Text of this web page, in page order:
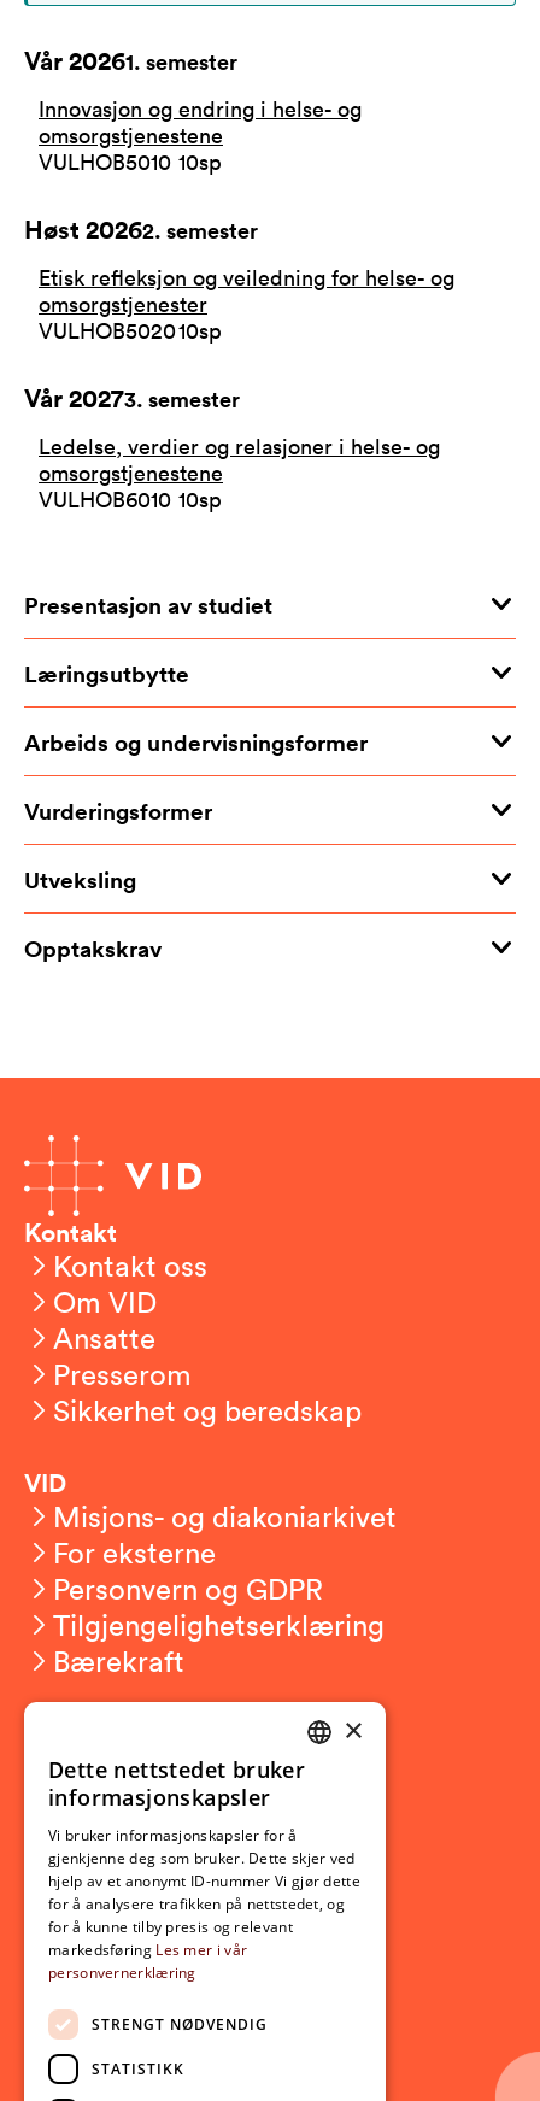
Vår 20261. semester
Innovasjon og endring i helse- og
omsorgstjenestene
VULHOB5010 10sp
Høst 20262. semester
Etisk refleksjon og veiledning for helse- og
omsorgstjenester
VULHOB502010sp
Vår 20273. semester
Ledelse, verdier og relasjoner i helse- og
omsorgstjenestene
VULHOB6010 10sp
Presentasjon av studiet
Læringsutbytte
Arbeids og undervisningsformer
Vurderingsformer
Utveksling
Opptakskrav
Kontakt
Kontakt oss
Om VID
Ansatte
Presserom
Sikkerhet og beredskap
VID
Misjons- og diakoniarkivet
For eksterne
Personvern og GDPR
Tilgjengelighetserklæring
Bærekraft
Ny student
Utveksling
Opptak
Lov- og regelverk
Aktuelt
Nyheter
Arrangementer
Nyhetsbrev
Ledige stillinger
NORWEGIAN
×
Dette nettstedet bruker
informasjonskapsler
Vi bruker informasjonskapsler for å
gjenkjenne deg som bruker. Dette skjer ved
hjelp av et anonymt ID-nummer Vi gjør dette
for å analysere trafikken på nettstedet, og
for å kunne tilby presis og relevant
markedsføring Les mer i vår
personvernerklæring
STRENGT NØDVENDIG
STATISTIKK